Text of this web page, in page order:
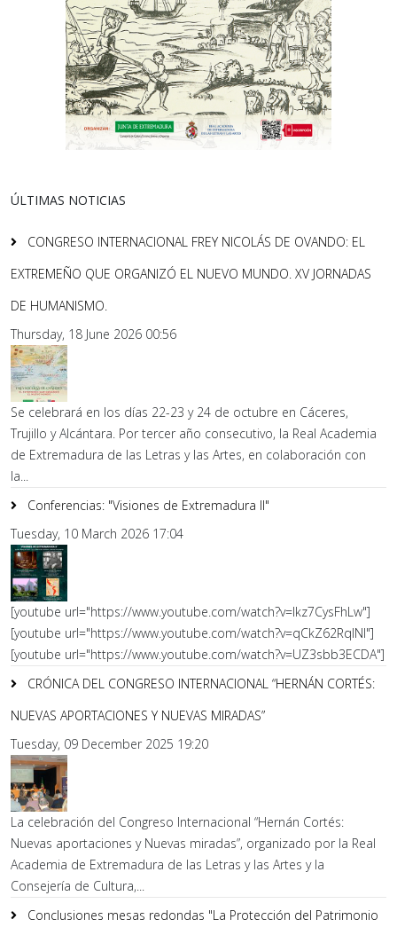
ÚLTIMAS NOTICIAS
CONGRESO INTERNACIONAL FREY NICOLÁS DE OVANDO: EL
EXTREMEÑO QUE ORGANIZÓ EL NUEVO MUNDO. XV JORNADAS
DE HUMANISMO.
Thursday, 18 June 2026 00:56
Se celebrará en los días 22-23 y 24 de octubre en Cáceres,
Trujillo y Alcántara. Por tercer año consecutivo, la Real Academia
de Extremadura de las Letras y las Artes, en colaboración con
la...
Conferencias: "Visiones de Extremadura II"
Tuesday, 10 March 2026 17:04
[youtube url="https://www.youtube.com/watch?v=lkz7CysFhLw"]
[youtube url="https://www.youtube.com/watch?v=qCkZ62RqlNI"]
[youtube url="https://www.youtube.com/watch?v=UZ3sbb3ECDA"]
CRÓNICA DEL CONGRESO INTERNACIONAL “HERNÁN CORTÉS:
NUEVAS APORTACIONES Y NUEVAS MIRADAS”
Tuesday, 09 December 2025 19:20
La celebración del Congreso Internacional “Hernán Cortés:
Nuevas aportaciones y Nuevas miradas”, organizado por la Real
Academia de Extremadura de las Letras y las Artes y la
Consejería de Cultura,...
Conclusiones mesas redondas "La Protección del Patrimonio